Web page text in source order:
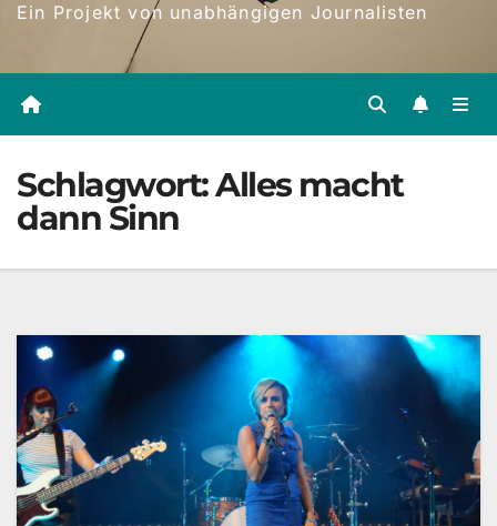
Ein Projekt von unabhängigen Journalisten
Schlagwort:Alles macht
dann Sinn